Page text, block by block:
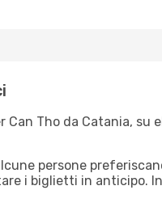
Can Tho da Catania,
persone
i biglietti in anticipo.